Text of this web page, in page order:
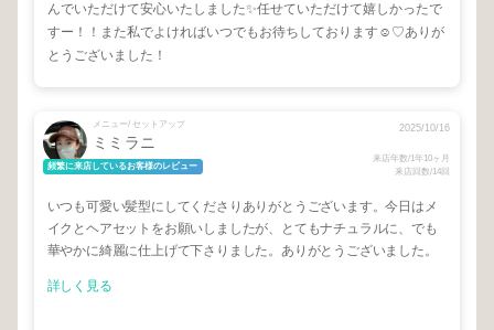
んでいただけて安心いたしました✨任せていただけて嬉しかったで
すー！！また私でよければいつでもお待ちしております☺︎♡ありが
とうございました！
メニュー/ セットアップ
ミミラニ
頻繁に来店しているお客様のレビュー
2025/10/16
来店年数/1年10ヶ月
来店回数/14回
いつも可愛い髪型にしてくださりありがとうございます。今日はメ
イクとヘアセットをお願いしましたが、とてもナチュラルに、でも
華やかに綺麗に仕上げて下さりました。ありがとうございました。
詳しく見る